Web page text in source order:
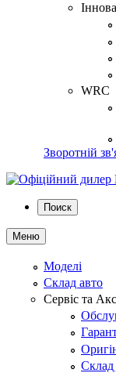
WRC
Зворотній
Поиск
Меню
Моделі
Склад авто
Сервіс та
Склад